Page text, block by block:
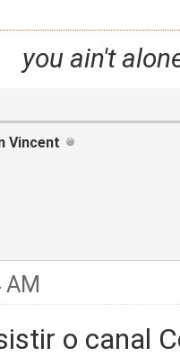
you ain't
Vincent
AM
o canal